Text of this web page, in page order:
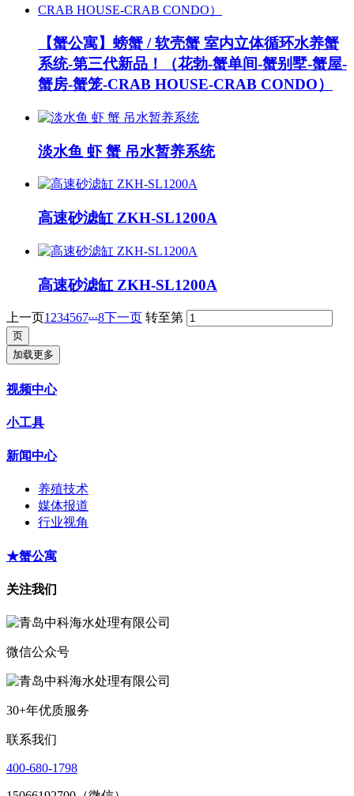
【蟹公寓】螃蟹 / 软壳蟹 室内立体循环水养蟹
系统-第三代新品！（花勃-蟹单间-蟹别墅-蟹屋-
蟹房-蟹笼-CRAB HOUSE-CRAB CONDO）
淡水鱼 虾 蟹 吊水暂养系统
高速砂滤缸 ZKH-SL1200A
高速砂滤缸 ZKH-SL1200A
上一页1 234567...8下一页 转至第
加载更多
视频中心
小工具
新闻中心
养殖技术
媒体报道
行业视角
★蟹公寓
关注我们
微信公众号
30+年优质服务
联系我们
400-680-1798